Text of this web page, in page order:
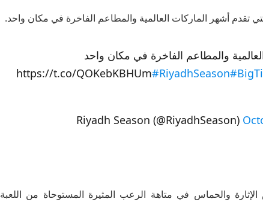
تقدم أشهر الماركات العالمية والمطاعم الفاخرة في مكان واحد.
والمطاعم الفاخرة في مكان واحد
#RiyadhSeason
والحماس في متاهة الرعب المثيرة المستوحاة من اللعبة